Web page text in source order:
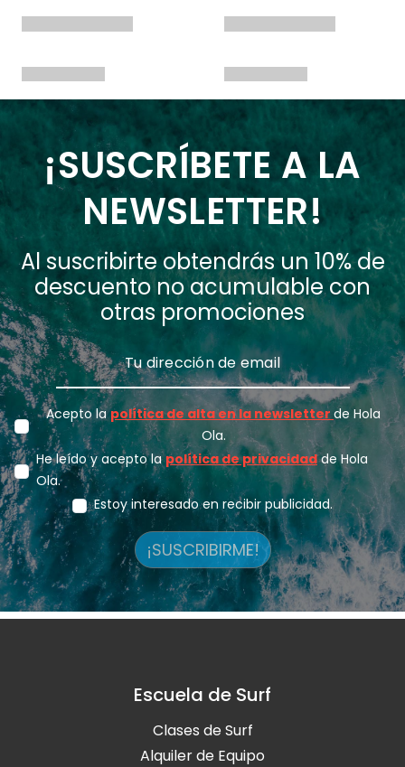
¡SUSCRÍBETE A LA
NEWSLETTER!
Al suscribirte obtendrás un 10% de
descuento no acumulable con
otras promociones
Acepto lapolítica de alta en la newsletter de Hola
Ola.
He leído y acepto lapolítica de privacidadde Hola
Ola.
Estoy interesado en recibir publicidad.
¡SUSCRIBIRME!
Escuela de Surf
Clases de Surf
Alquiler de Equipo